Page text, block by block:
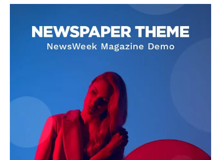
DOWNLOAD NOW
AIN NEWS 1
Contact Us
About Us
Privacy Policy
Terms of Use Agreement